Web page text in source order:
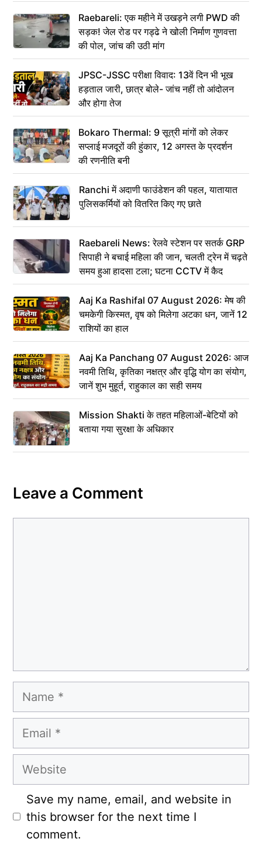
Raebareli: एक महीने में उखड़ने लगी PWD की
सड़क! जेल रोड पर गड्ढे ने खोली निर्माण गुणवत्ता
की पोल, जांच की उठी मांग
JPSC-JSSC परीक्षा विवाद: 13वें दिन भी भूख
हड़ताल जारी, छात्र बोले- जांच नहीं तो आंदोलन
और होगा तेज
Bokaro Thermal: 9 सूत्री मांगों को लेकर
सप्लाई मजदूरों की हुंकार, 12 अगस्त के प्रदर्शन
की रणनीति बनी
Ranchi में अदाणी फाउंडेशन की पहल, यातायात
पुलिसकर्मियों को वितरित किए गए छाते
Raebareli News: रेलवे स्टेशन पर सतर्क GRP
सिपाही ने बचाई महिला की जान, चलती ट्रेन में चढ़ते
समय हुआ हादसा टला; घटना CCTV में कैद
Aaj Ka Rashifal 07 August 2026: मेष की
चमकेगी किस्मत, वृष को मिलेगा अटका धन, जानें 12
राशियों का हाल
Aaj Ka Panchang 07 August 2026: आज
नवमी तिथि, कृतिका नक्षत्र और वृद्धि योग का संयोग,
जानें शुभ मुहूर्त, राहुकाल का सही समय
Mission Shakti के तहत महिलाओं-बेटियों को
बताया गया सुरक्षा के अधिकार
Leave a Comment
Name
Email
Website
Save my name, email, and website in
this browser for the next time I
comment.